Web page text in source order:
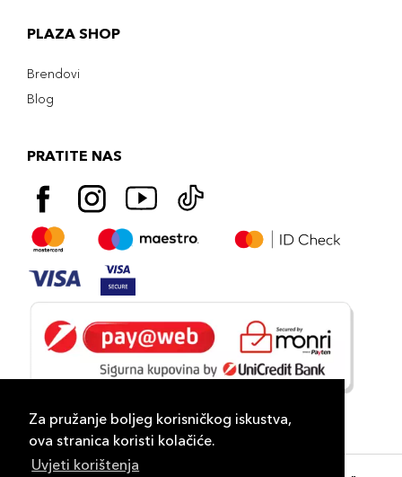
Za pružanje boljeg korisničkog iskustva,
ova stranica koristi kolačiće.
Uvjeti korištenja
PLAZA SHOP
Brendovi
Blog
PRATITE NAS